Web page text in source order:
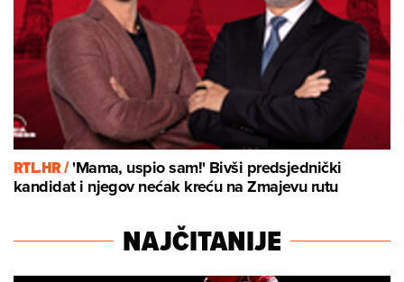
RTL.HR /'Mama, uspio sam!' Bivši predsjednički
kandidat i njegov nećak kreću na Zmajevu rutu
NAJČITANIJE